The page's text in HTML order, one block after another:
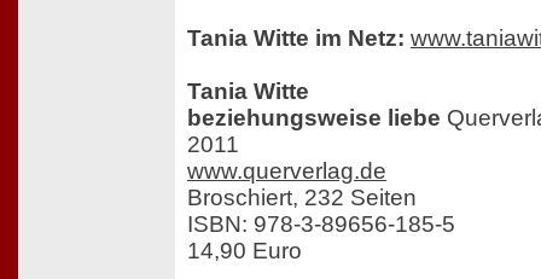
Tania Witte im Netz:
Tania Witte
beziehungsweise liebe
2011
www.querverlag.de
Broschiert, 232 Seiten
ISBN: 978-3-89656-185-5
14,90 Euro